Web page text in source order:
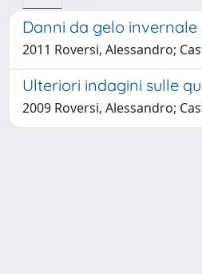
Danni da gelo invernale
2011 Roversi, Alessandro;
Ulteriori indagini sulle
2009 Roversi, Alessandro;